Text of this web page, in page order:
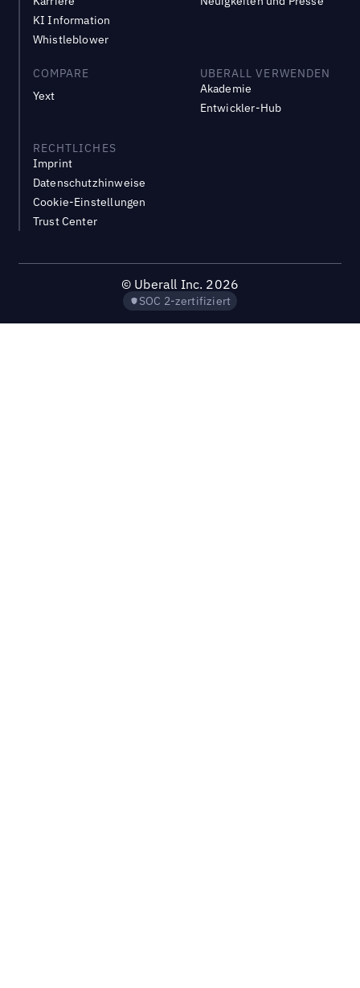
KI Information
Whistleblower
COMPARE
Yext
UBERALL VERWENDEN
Akademie
Entwickler-Hub
RECHTLICHES
Imprint
Datenschutzhinweise
Cookie-Einstellungen
Trust Center
© Uberall Inc. 2026
SOC 2-zertifiziert